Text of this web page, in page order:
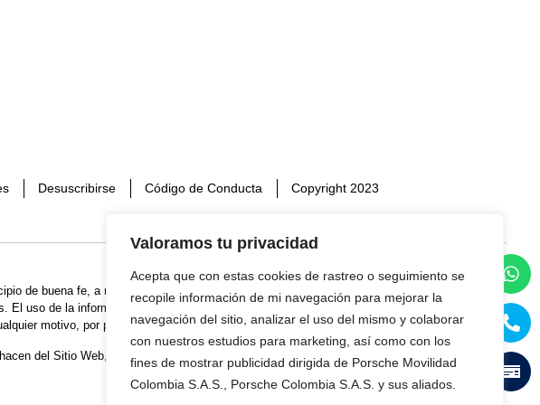
Valoramos tu privacidad
Acepta que con estas cookies de rastreo o seguimiento se
recopile información de mi navegación para mejorar la
navegación del sitio, analizar el uso del mismo y colaborar
con nuestros estudios para marketing, así como con los
fines de mostrar publicidad dirigida de Porsche Movilidad
Colombia S.A.S., Porsche Colombia S.A.S. y sus aliados.
Desuscribirse Código de Conducta Copyright 2023
de buena fe, a realizar un buen uso de la misma y a no realizar
El uso de la información y del contenido del Sitio Web será
motivo, por parte de las autoridades pertinentes.
del Sitio Web, sus servicios o contenidos, ni de que ésta sea